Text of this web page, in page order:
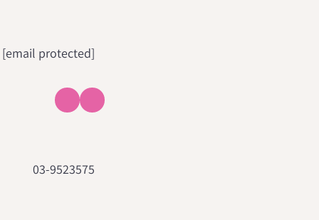
[email protected]
03-9523575